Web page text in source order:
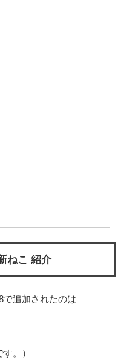
ねこ 紹介
で追加されたのは
。）